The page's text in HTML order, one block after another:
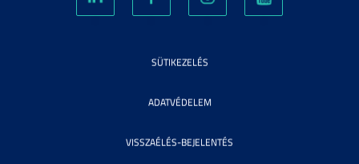
SÜTIKEZELÉS
ADATVÉDELEM
VISSZAÉLÉS-BEJELENTÉS